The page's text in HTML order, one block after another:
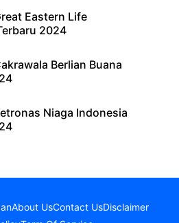
Eastern Life
2024
Berlian Buana
Niaga Indonesia
About UsContact UsDisclaimer